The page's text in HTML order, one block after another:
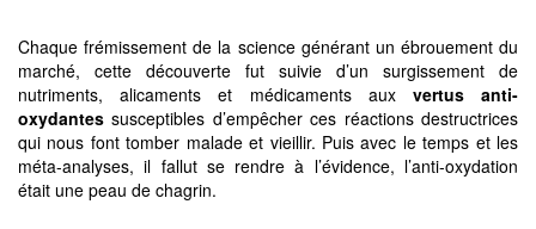
Chaque frémissement de la science générant un ébrouement du
marché, cette découverte fut suivie d’un surgissement de
nutriments, alicaments et médicaments aux vertus anti-
oxydantes susceptibles d’empêcher ces réactions destructrices
qui nous font tomber malade et vieillir. Puis avec le temps et les
méta-analyses, il fallut se rendre à l’évidence, l’anti-oxydation
était une peau de chagrin.